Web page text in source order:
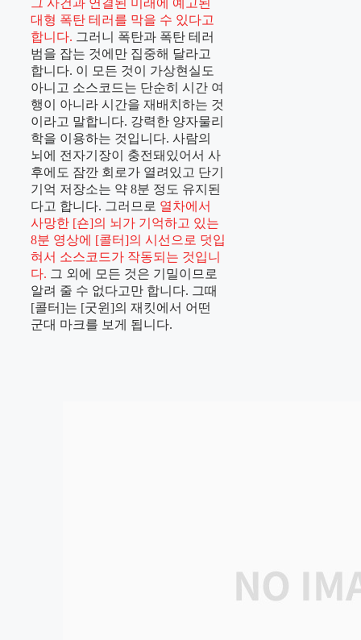
대형 폭탄 테러를 막을 수 있다고
합니다. 그러니 폭탄과 폭탄 테러
범을 잡는 것에만 집중해 달라고
합니다. 이 모든 것이 가상현실도
아니고 소스코드는 단순히 시간 여
행이 아니라 시간을 재배치하는 것
이라고 말합니다. 강력한 양자물리
학을 이용하는 것입니다. 사람의
뇌에 전자기장이 충전돼있어서 사
후에도 잠깐 회로가 열려있고 단기
기억 저장소는 약 8분 정도 유지된
다고 합니다. 그러므로 열차에서
사망한 [숀]의 뇌가 기억하고 있는
8분 영상에 [콜터]의 시선으로 덧입
혀서 소스코드가 작동되는 것입니
다. 그 외에 모든 것은 기밀이므로
알려 줄 수 없다고만 합니다. 그때
[콜터]는 [굿윈]의 재킷에서 어떤
군대 마크를 보게 됩니다.